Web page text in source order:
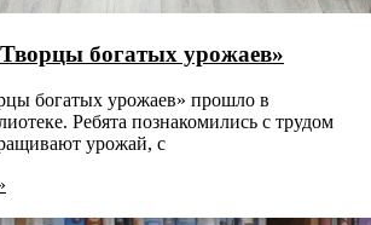
богатых урожаев»
богатых урожаев» прошло в
Ребята познакомились с трудом
урожай, с